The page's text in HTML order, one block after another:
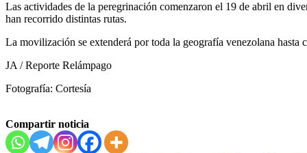
Las actividades de la peregrinación comenzaron el 19 de abril en
han recorrido distintas rutas.
La movilización se extenderá por toda la geografía venezolana
JA / Reporte Relámpago
Fotografía: Cortesía
Compartir noticia